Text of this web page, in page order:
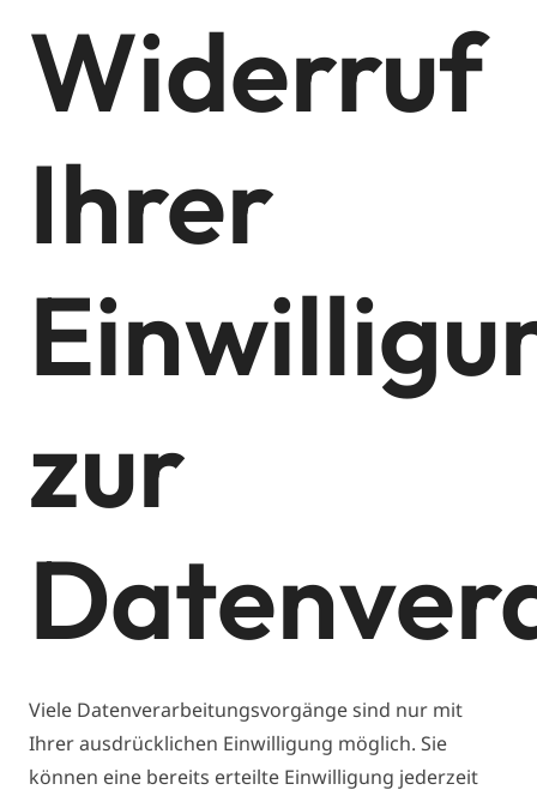
Widerruf
Ihrer
zur
Viele Datenverarbeitungsvorgänge sind nur mit
Ihrer ausdrücklichen Einwilligung möglich. Sie
können eine bereits erteilte Einwilligung jederzeit